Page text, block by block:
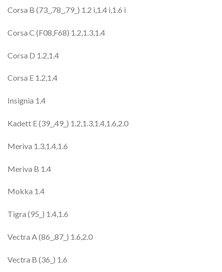
Corsa B (73_,78_,79_) 1.2 i,1.4 i,1.6 i
Corsa C (F08,F68) 1.2,1.3,1.4
Corsa D 1.2,1.4
Corsa E 1.2,1.4
Insignia 1.4
Kadett E (39_,49_) 1.2,1.3,1.4,1.6,2.0
Meriva 1.3,1.4,1.6
Meriva B 1.4
Mokka 1.4
Tigra (95_) 1.4,1.6
Vectra A (86_,87_) 1.6,2.0
Vectra B (36_) 1.6